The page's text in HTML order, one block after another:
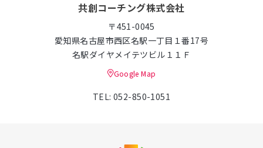
共創コーチング株式会社
〒451-0045
愛知県名古屋市西区名駅一丁目１番17号
名駅ダイヤメイテツビル１１Ｆ
Google Map
TEL: 052-850-1051